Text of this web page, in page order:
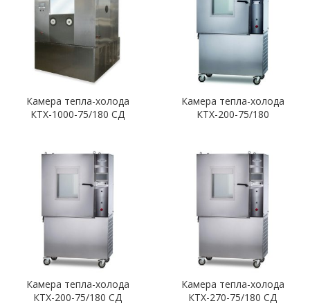
Камера тепла-холода
КТХ-1000-75/180 СД
Камера тепла-холода
КТХ-200-75/180
Камера тепла-холода
КТХ-200-75/180 СД
Камера тепла-холода
КТХ-270-75/180 СД